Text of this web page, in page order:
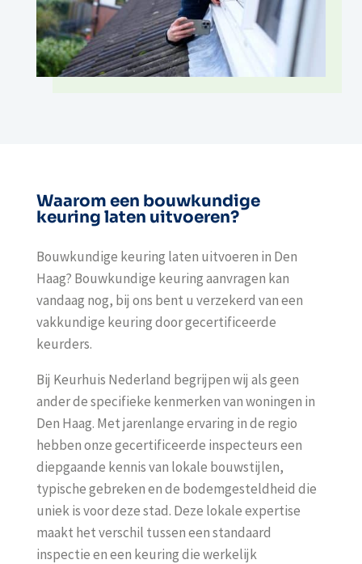
Waarom een bouwkundige
keuring laten uitvoeren?
Bouwkundige keuring laten uitvoeren in Den
Haag? Bouwkundige keuring aanvragen kan
vandaag nog, bij ons bent u verzekerd van een
vakkundige keuring door gecertificeerde
keurders.
Bij Keurhuis Nederland begrijpen wij als geen
ander de specifieke kenmerken van woningen in
Den Haag. Met jarenlange ervaring in de regio
hebben onze gecertificeerde inspecteurs een
diepgaande kennis van lokale bouwstijlen,
typische gebreken en de bodemgesteldheid die
uniek is voor deze stad. Deze lokale expertise
maakt het verschil tussen een standaard
inspectie en een keuring die werkelijk